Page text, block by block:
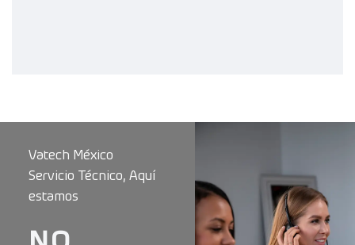
Vatech México
Servicio Técnico, Aquí
estamos
NO